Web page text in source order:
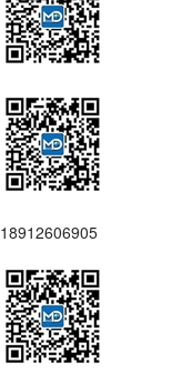
18912606905